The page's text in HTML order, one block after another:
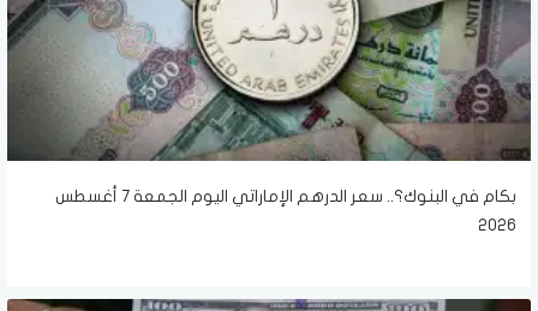
بكام في البنوك؟.. سعر الدرهم الإماراتي اليوم الجمعة 7 أغسطس
2026